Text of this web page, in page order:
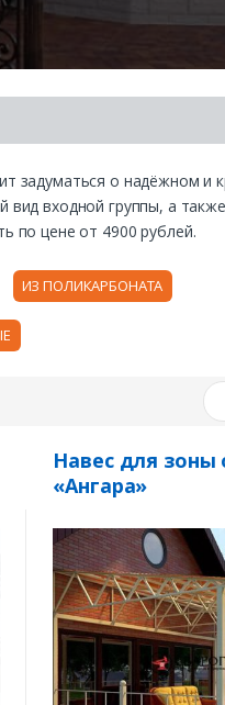
задуматься о надёжном и
вид входной группы, а
по цене от 4900 рублей.
ИЗ ПОЛИКАРБОНАТА
Навес для зоны
«Ангара»